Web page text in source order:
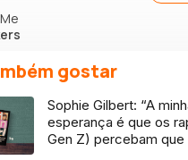
gostar
Sophie Gilbert: “A
esperança é que os
Gen Z) percebam que